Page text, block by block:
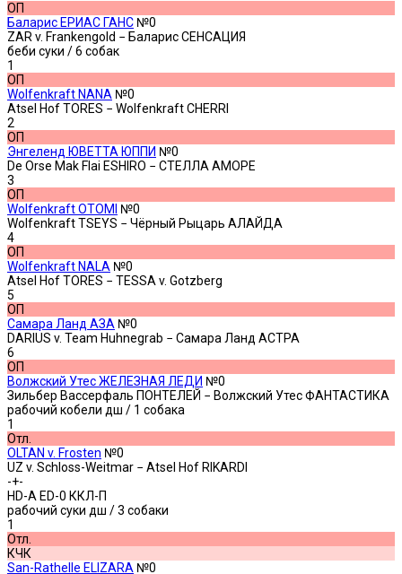
ОП
Баларис ЕРИАС ГАНС №0
ZAR v. Frankengold − Баларис СЕНСАЦИЯ
беби суки / 6 собак
1
ОП
Wolfenkraft NANA №0
Atsel Hof TORES − Wolfenkraft CHERRI
2
ОП
Энгеленд ЮВЕТТА ЮППИ №0
De Orse Mak Flai ESHIRO − СТЕЛЛА АМОРЕ
3
ОП
Wolfenkraft OTOMI №0
Wolfenkraft TSEYS − Чёрный Рыцарь АЛАЙДА
4
ОП
Wolfenkraft NALA №0
Atsel Hof TORES − TESSA v. Gotzberg
5
ОП
Самара Ланд АЗА №0
DARIUS v. Team Huhnegrab − Самара Ланд АСТРА
6
ОП
Волжский Утес ЖЕЛЕЗНАЯ ЛЕДИ №0
Зильбер Вассерфаль ПОНТЕЛЕЙ − Волжский Утес ФАНТАСТИКА
рабочий кобели дш / 1 собака
1
Отл.
OLTAN v. Frosten №0
UZ v. Schloss-Weitmar − Atsel Hof RIKARDI
-+-
HD-A ED-0 ККЛ-П
рабочий суки дш / 3 собаки
1
Отл.
КЧК
San-Rathelle ELIZARA №0